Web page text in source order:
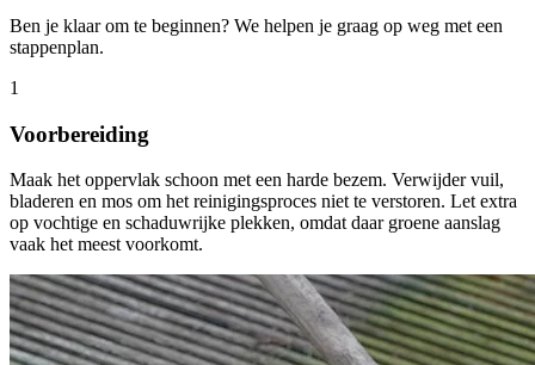
Ben je klaar om te beginnen? We helpen je graag op weg met een
stappenplan.
1
Voorbereiding
Maak het oppervlak schoon met een harde bezem. Verwijder vuil,
bladeren en mos om het reinigingsproces niet te verstoren. Let extra
op vochtige en schaduwrijke plekken, omdat daar groene aanslag
vaak het meest voorkomt.